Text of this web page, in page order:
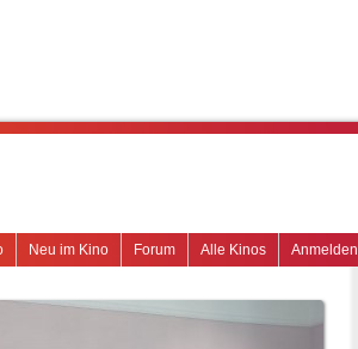
Anmelden
Alle Kinos
Forum
Neu im Kino